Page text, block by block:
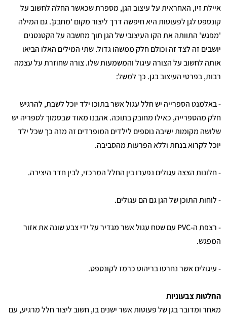
איילת זיו, האחראית על עיצוב הגן, מספרת שכאשר החלה לחשוב על
קונספט לגן לפעוטות היא חיפשה דרך ליצור מקום 'מחבק'. גם המילה
'מפגש' התוותה את הקו העיצובי של הגן תוך מחשבה על הקטנטנים
יושבים זה לצד זה וכולם חלק ממשהו גדול. שתי המילים האלו הביאו
אותה לחשוב על הצורה עיגול והמשמעות שלו. צורה שחוזרת על עצמה
רבות, בפרטי העיצוב בגן. כך למשל:
- באלמנט הספרייה יש חלל עגול אשר בתוכו ילד יוכל לשבת, להרגיש
חלק מהספרייה, כאילו מחובק בתוכה. אהבנו מאוד שבסמוך לספריה יש
שלושה מקומות ישיבה נוספים לילדים המופרדים זה מזה כך שכל ילד
יוכל לקרוא בנחת וללא הפרעות מהסביבה.
- חלונות הצצה עגולים נפערו בין החלל המרכזי, לבין חדר היצירה.
- לוחות התוכן של הגן גם הם עגולים.
- רצפת ה-PVC עם שטח עגול אשר מגדיר על ידי צבע שונה את אזור
המפגש.
- עיגולים אשר נחרטו בריהוט כרמז לקונספט.
החלטות צבעוניות
מאחר ומדובר בגן של פעוטות אשר ישנים בו, חשוב ליצור חלל מרגיע, עם